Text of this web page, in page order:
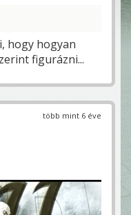
hogy hogyan
figurázni...
több mint 6 éve